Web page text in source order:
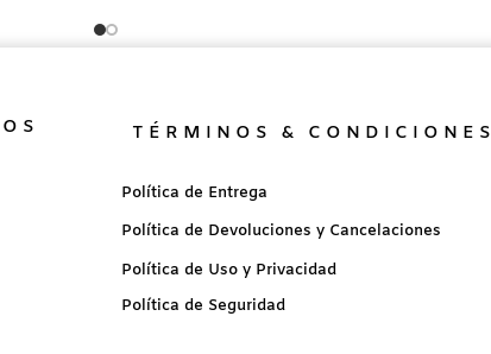
TÉRMINOS & CONDICIONES
Política de Entrega
Política de Devoluciones y Cancelaciones
Política de Uso y Privacidad
Política de Seguridad